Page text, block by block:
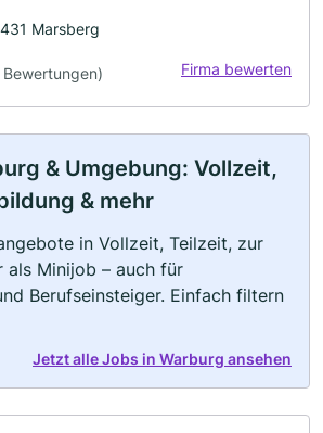
Marsberg
Bewertungen) Firma bewerten
& Umgebung: Vollzeit,
& mehr
in Vollzeit, Teilzeit, zur
als Minijob – auch für
Berufseinsteiger. Einfach filtern
Jetzt alle Jobs in Warburg ansehen